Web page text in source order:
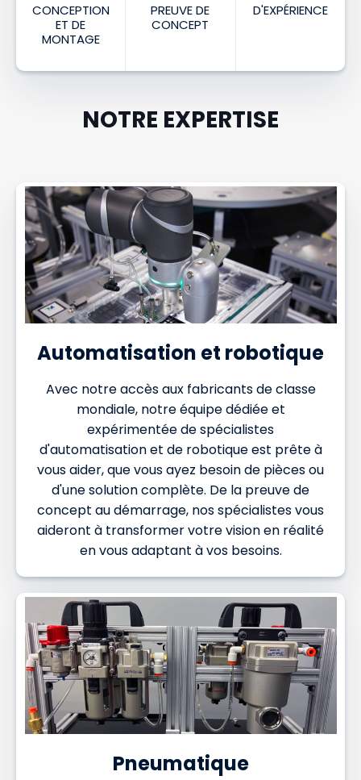
CONCEPTION
ET DE
MONTAGE
PREUVE DE
CONCEPT
D'EXPÉRIENCE
NOTRE EXPERTISE
Automatisation et robotique
Avec notre accès aux fabricants de classe
mondiale, notre équipe dédiée et
expérimentée de spécialistes
d'automatisation et de robotique est prête à
vous aider, que vous ayez besoin de pièces ou
d'une solution complète. De la preuve de
concept au démarrage, nos spécialistes vous
aideront à transformer votre vision en réalité
en vous adaptant à vos besoins.
Pneumatique